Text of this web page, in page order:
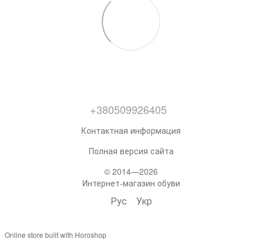
+380509926405
Контактная информация
Полная версия сайта
© 2014—2026
Интернет-магазин обуви
Рус Укр
Online store built with Horoshop